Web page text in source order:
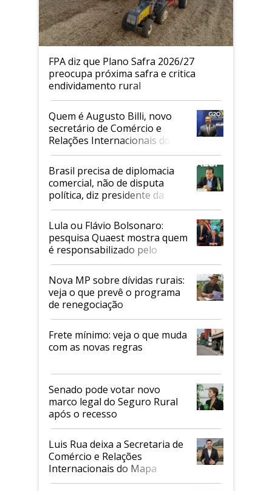
FPA diz que Plano Safra 2026/27
preocupa próxima safra e critica
endividamento rural
Quem é Augusto Billi, novo
secretário de Comércio e
Relações Internacionais do
Mapa
Brasil precisa de diplomacia
comercial, não de disputa
política, diz presidente da
Faesp
Lula ou Flávio Bolsonaro:
pesquisa Quaest mostra quem
é responsabilizado pelo
tarifaço dos EUA
Nova MP sobre dívidas rurais:
veja o que prevê o programa
de renegociação
Frete mínimo: veja o que muda
com as novas regras
Senado pode votar novo
marco legal do Seguro Rural
após o recesso
Luis Rua deixa a Secretaria de
Comércio e Relações
Internacionais do Mapa